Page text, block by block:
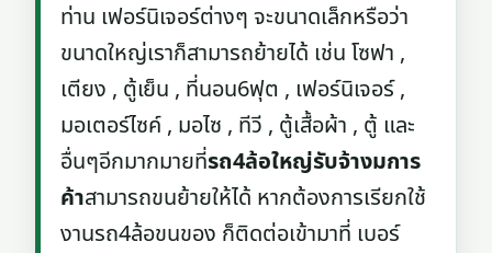
ท่าน เฟอร์นิเจอร์ต่างๆ จะขนาดเล็กหรือว่า
ขนาดใหญ่เราก็สามารถย้ายได้ เช่น โซฟา ,
เตียง , ตู้เย็น , ที่นอน6ฟุต , เฟอร์นิเจอร์ ,
มอเตอร์ไซค์ , มอไซ , ทีวี , ตู้เสื้อผ้า , ตู้ และ
อื่นๆอีกมากมายที่รถ4ล้อใหญ่รับจ้างมการ
ค้าสามารถขนย้ายให้ได้ หากต้องการเรียกใช้
งานรถ4ล้อขนของ ก็ติดต่อเข้ามาที่ เบอร์